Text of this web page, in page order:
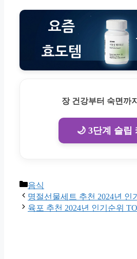
장 건강부터 숙면까
🌙 3단계 슬립
Categories
음식
명절선물세트 추천 2024년 인
육포 추천 2024년 인기순위